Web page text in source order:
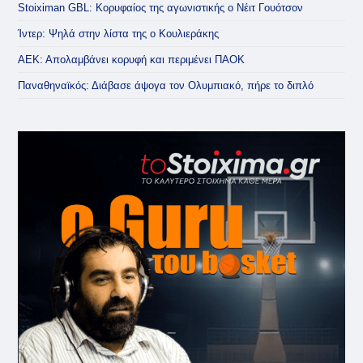
Stoiximan GBL: Κορυφαίος της αγωνιστικής ο Νέιτ Γουότσον
Ίντερ: Ψηλά στην λίστα της ο Κουλιεράκης
ΑΕΚ: Απολαμβάνει κορυφή και περιμένει ΠΑΟΚ
Παναθηναϊκός: Διάβασε άψογα τον Ολυμπιακό, πήρε το διπλό